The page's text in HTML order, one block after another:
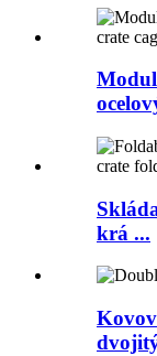
krá ...